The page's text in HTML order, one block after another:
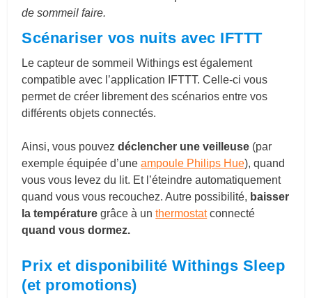
de sommeil faire.
Scénariser vos nuits avec IFTTT
Le capteur de sommeil Withings est également
compatible avec l’application IFTTT. Celle-ci vous
permet de créer librement des scénarios entre vos
différents objets connectés.
Ainsi, vous pouvezdéclencher une veilleuse (par
exemple équipée d’uneampoule Philips Hue), quand
vous vous levez du lit. Et l’éteindre automatiquement
quand vous vous recouchez. Autre possibilité, baisser
la température grâce à unthermostatconnecté
quand vous dormez.
Prix et disponibilité Withings Sleep
(et promotions)